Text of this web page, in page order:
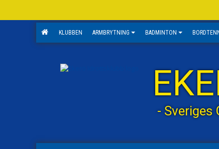
KLUBBEN ARMBRYTNING BADMINTON
- Sveriges